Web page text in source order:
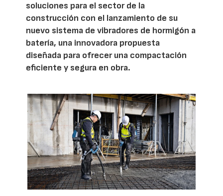
soluciones para el sector de la
construcción con el lanzamiento de su
nuevo sistema de vibradores de hormigón a
batería, una innovadora propuesta
diseñada para ofrecer una compactación
eficiente y segura en obra.